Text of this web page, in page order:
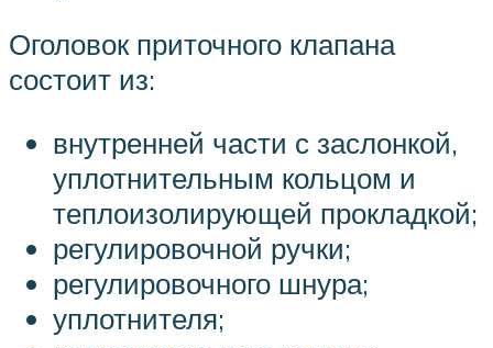
Оголовок приточного клапана
состоит из:
внутренней части с заслонкой,
уплотнительным кольцом и
теплоизолирующей прокладкой;
регулировочной ручки;
регулировочного шнура;
уплотнителя;